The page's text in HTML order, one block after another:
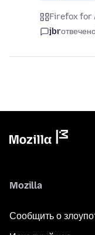
Firefox for
jbr
Mozilla
Сообщить о